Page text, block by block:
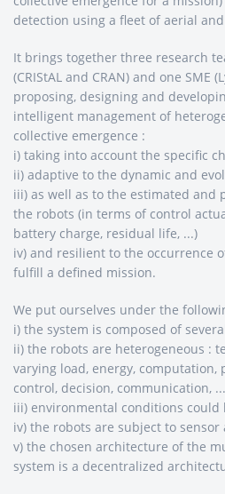
detection using a fleet of aerial
It brings together three research
(CRIStAL and CRAN) and one SME
proposing, designing and
intelligent management of
collective emergence :
i) taking into account the specific
ii) adaptive to the dynamic and
iii) as well as to the estimated and
the robots (in terms of control
battery charge, residual life, ...)
iv) and resilient to the occurrence
fulfill a defined mission.
We put ourselves under the
i) the system is composed of
ii) the robots are heterogeneous :
varying load, energy, computation,
control, decision, communication,
iii) environmental conditions could
iv) the robots are subject to
v) the chosen architecture of the
system is a decentralized